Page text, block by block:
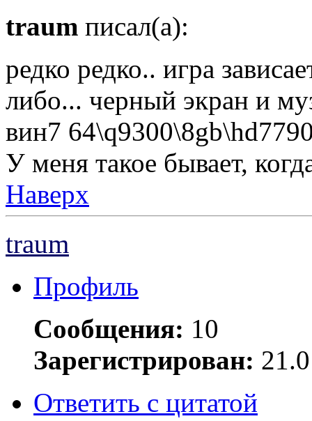
traum писал(а):
редко редко.. игра
либо... черный экран и
вин7
У меня такое бывает,
Наверх
traum
Профиль
Сообщения: 10
Зарегистрирован:
Ответить с цитатой